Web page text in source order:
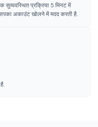
सुव्यवस्थित प्रक्रिया 5 मिनट में
अकाउंट खोलने में मदद करती है.